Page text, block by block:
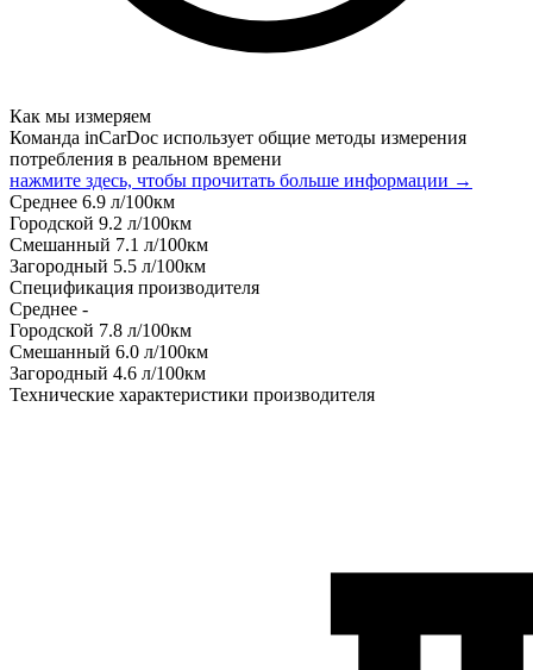
Как мы измеряем
Команда inCarDoc использует общие методы измерения
потребления в реальном времени
нажмите здесь, чтобы прочитать больше информации →
Среднее 6.9 л/100км
Городской 9.2 л/100км
Смешанный 7.1 л/100км
Загородный 5.5 л/100км
Спецификация производителя
Среднее -
Городской 7.8 л/100км
Смешанный 6.0 л/100км
Загородный 4.6 л/100км
Технические характеристики производителя